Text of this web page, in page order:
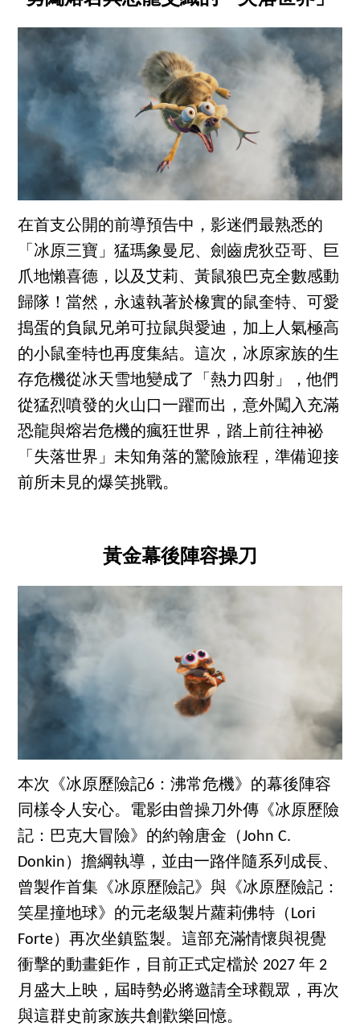
在首支公開的前導預告中，影迷們最熟悉的
「冰原三寶」猛瑪象曼尼、劍齒虎狄亞哥、巨
爪地懶喜德，以及艾莉、黃鼠狼巴克全數感動
歸隊！當然，永遠執著於橡實的鼠奎特、可愛
搗蛋的負鼠兄弟可拉鼠與愛迪，加上人氣極高
的小鼠奎特也再度集結。這次，冰原家族的生
存危機從冰天雪地變成了「熱力四射」，他們
從猛烈噴發的火山口一躍而出，意外闖入充滿
恐龍與熔岩危機的瘋狂世界，踏上前往神祕
「失落世界」未知角落的驚險旅程，準備迎接
前所未見的爆笑挑戰。
黃金幕後陣容操刀
本次《冰原歷險記6：沸常危機》的幕後陣容
同樣令人安心。電影由曾操刀外傳《冰原歷險
記：巴克大冒險》的約翰唐金（John C.
Donkin）擔綱執導，並由一路伴隨系列成長、
曾製作首集《冰原歷險記》與《冰原歷險記：
笑星撞地球》的元老級製片蘿莉佛特（Lori
Forte）再次坐鎮監製。這部充滿情懷與視覺
衝擊的動畫鉅作，目前正式定檔於 2027 年 2
月盛大上映，屆時勢必將邀請全球觀眾，再次
與這群史前家族共創歡樂回憶。